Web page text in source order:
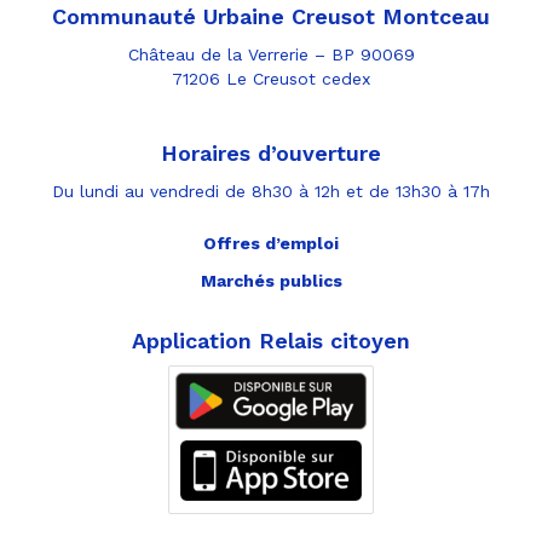
Communauté Urbaine Creusot Montceau
Château de la Verrerie – BP 90069
71206 Le Creusot cedex
Horaires d’ouverture
Du lundi au vendredi de 8h30 à 12h et de 13h30 à 17h
Offres d’emploi
Marchés publics
Application Relais citoyen